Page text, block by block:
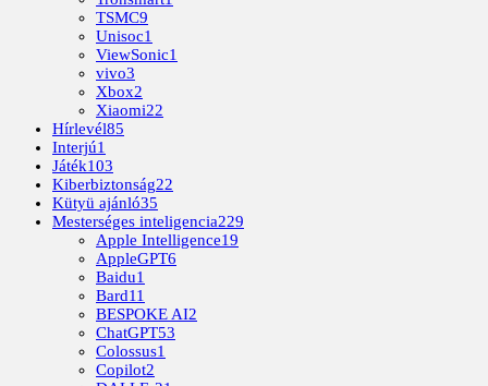
TSMC9
Unisoc1
ViewSonic1
vivo3
Xbox2
Xiaomi22
Hírlevél85
Interjú1
Játék103
Kiberbiztonság22
Kütyü ajánló35
Mesterséges inteligencia229
Apple Intelligence19
AppleGPT6
Baidu1
Bard11
BESPOKE AI2
ChatGPT53
Colossus1
Copilot2